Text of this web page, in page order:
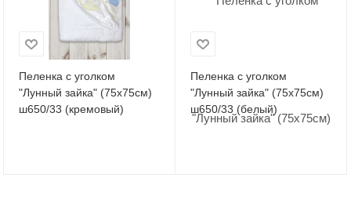
Пеленка с уголком
"Лунный зайка" (75х75см)
ш650/33 (кремовый)
Пеленка с уголком
"Лунный зайка" (75х75см)
ш650/33 (белый)